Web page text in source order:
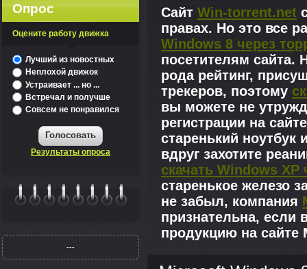
Сайт Win-torrent.net
правах. Но это все
Windows 8 через
посетителям сайта.
рода рейтинг,
трекеров, поэтому
вы можете не
регистрации на
старенький
вдруг захотите
скачать Windows XP
старенькое железо
не забыл, компания
признательна, если
продукцию на сайте
Опрос
Оцените работу движка
Лучший из новостных
Неплохой движок
Устраивает ... но ...
Встречал и получше
Совсем не понравился
Голосовать
Результаты опроса
---